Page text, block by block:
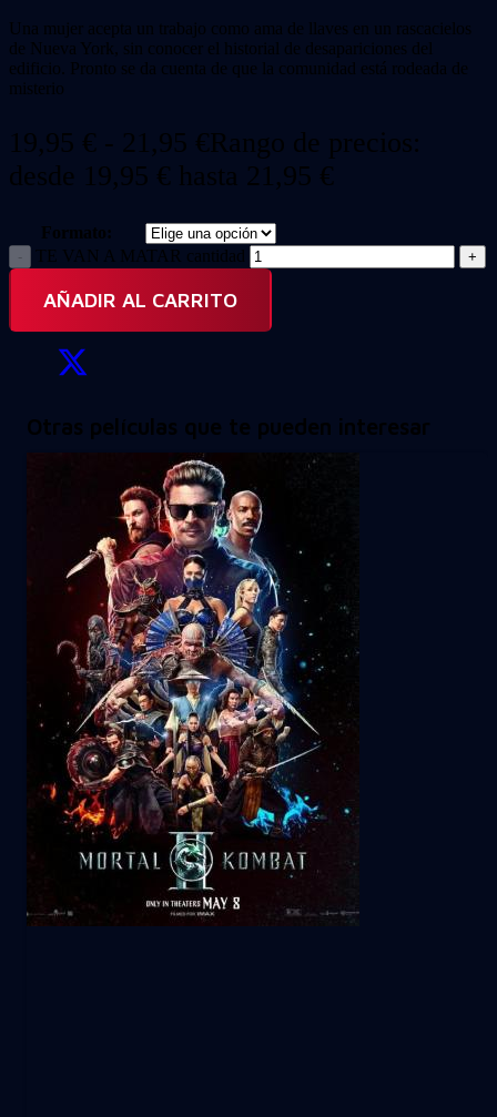
Una mujer acepta un trabajo como ama de llaves en un rascacielos
de Nueva York, sin conocer el historial de desapariciones del
edificio. Pronto se da cuenta de que la comunidad está rodeada de
misterio
19,95 € - 21,95 €Rango de precios:
desde 19,95 € hasta 21,95 €
Formato:
TE VAN A MATAR cantidad
AÑADIR AL CARRITO
Otras películas que te pueden interesar